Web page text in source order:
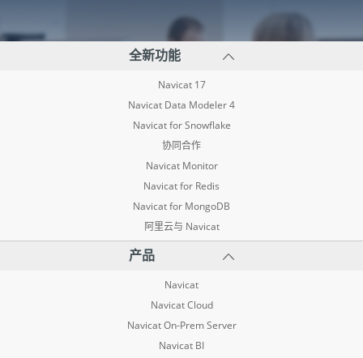
全新功能
Navicat 17
Navicat Data Modeler 4
Navicat for Snowflake
协同合作
Navicat Monitor
Navicat for Redis
Navicat for MongoDB
阿里云与 Navicat
产品
Navicat
Navicat Cloud
Navicat On-Prem Server
Navicat BI